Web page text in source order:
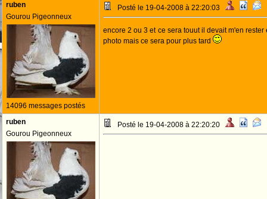
ruben
Gourou Pigeonneux
14096 messages postés
Posté le 19-04-2008 à 22:20:03
encore 2 ou 3 et ce sera touut il devait m'en
photo mais ce sera pour plus tard
ruben
Gourou Pigeonneux
Posté le 19-04-2008 à 22:20:20